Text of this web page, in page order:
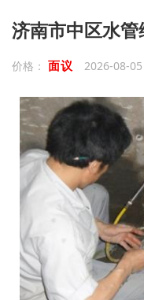
济南市中区水
价格： 面议 2026-08-